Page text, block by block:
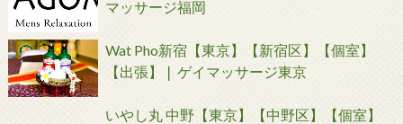
マッサージ福岡
Wat Pho新宿【東京】【新宿区】【個室】
【出張】❘ ゲイマッサージ東京
いやし丸 中野【東京】【中野区】【個室】